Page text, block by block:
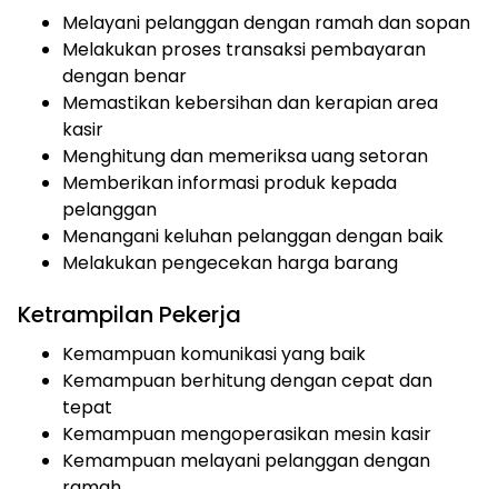
Melayani pelanggan dengan ramah dan sopan
Melakukan proses transaksi pembayaran
dengan benar
Memastikan kebersihan dan kerapian area
kasir
Menghitung dan memeriksa uang setoran
Memberikan informasi produk kepada
pelanggan
Menangani keluhan pelanggan dengan baik
Melakukan pengecekan harga barang
Ketrampilan Pekerja
Kemampuan komunikasi yang baik
Kemampuan berhitung dengan cepat dan
tepat
Kemampuan mengoperasikan mesin kasir
Kemampuan melayani pelanggan dengan